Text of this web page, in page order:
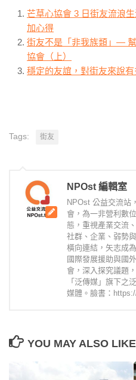
芒草心協會 3 日街友流浪
加心得
街友不是「非我族類」—
協會（上）
穩定的友誼，對街友來說有
Tags: 街友
NPOst 編輯室
NPOst 公益交流站
會，為一非營利數
態，重視產業交流
社群、企業、弱勢
橫向連結，矢志成
國際發展援助與國
會，深入探究議題
「泛傳媒」旗下之
媒體。臉書：
YOU MAY ALSO